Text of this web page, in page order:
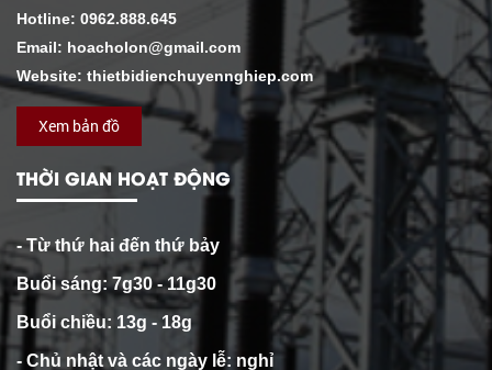
Hotline: 0962.888.645
Email: hoacholon@gmail.com
Website: thietbidienchuyennghiep.com
Xem bản đồ
THỜI GIAN HOẠT ĐỘNG
- Từ thứ hai đến thứ bảy
Buổi sáng: 7g30 - 11g30
Buổi chiều: 13g - 18g
- Chủ nhật và các ngày lễ: nghỉ